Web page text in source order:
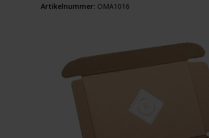
Artikelnummer: OMA1016